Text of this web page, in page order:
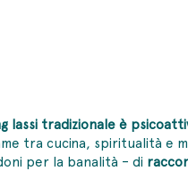
lassi tradizionale è
tra cucina, spiritualità e
per la banalità – di